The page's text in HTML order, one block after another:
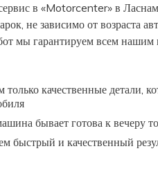
в «Motorcenter» в
не зависимо от возраста
мы гарантируем всем
качественные детали,
бывает готова к вечеру
быстрый и качественный